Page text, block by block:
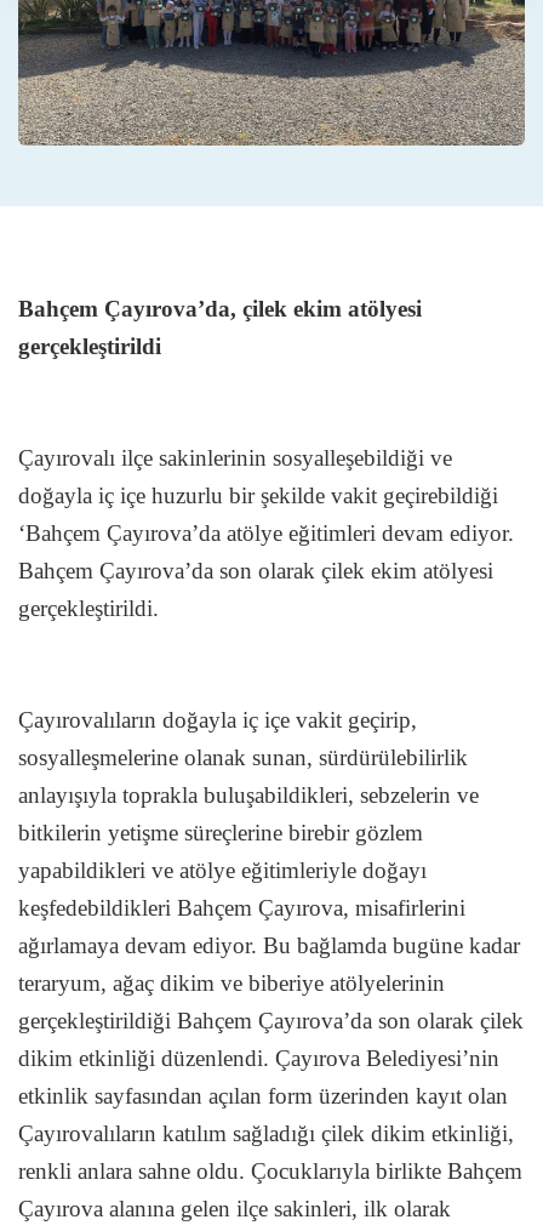
Bahçem Çayırova’da, çilek ekim atölyesi
gerçekleştirildi
Çayırovalı ilçe sakinlerinin sosyalleşebildiği ve
doğayla iç içe huzurlu bir şekilde vakit geçirebildiği
‘Bahçem Çayırova’da atölye eğitimleri devam ediyor.
Bahçem Çayırova’da son olarak çilek ekim atölyesi
gerçekleştirildi.
Çayırovalıların doğayla iç içe vakit geçirip,
sosyalleşmelerine olanak sunan, sürdürülebilirlik
anlayışıyla toprakla buluşabildikleri, sebzelerin ve
bitkilerin yetişme süreçlerine birebir gözlem
yapabildikleri ve atölye eğitimleriyle doğayı
keşfedebildikleri Bahçem Çayırova, misafirlerini
ağırlamaya devam ediyor. Bu bağlamda bugüne kadar
teraryum, ağaç dikim ve biberiye atölyelerinin
gerçekleştirildiği Bahçem Çayırova’da son olarak çilek
dikim etkinliği düzenlendi. Çayırova Belediyesi’nin
etkinlik sayfasından açılan form üzerinden kayıt olan
Çayırovalıların katılım sağladığı çilek dikim etkinliği,
renkli anlara sahne oldu. Çocuklarıyla birlikte Bahçem
Çayırova alanına gelen ilçe sakinleri, ilk olarak